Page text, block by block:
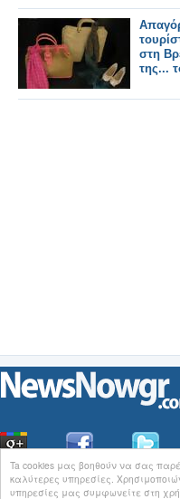
Ta cookies μας βοηθούν να σας
καλύτερες υπηρεσίες.
υπηρεσίες μας συμφωνείτε στη
στη
της...
ΟιΕιδήσεις του NewsNowgr.com στο